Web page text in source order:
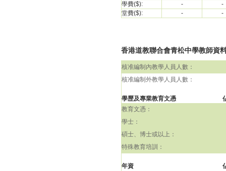
學費($):
-
-
堂費($):
- -
香港道教聯合會青松中學教師資
核准編制內教學人員人數：
核准編制外教學人員人數：
學歷及專業教育文憑
教育文憑：
學士：
碩士、博士或以上：
特殊教育培訓：
年資